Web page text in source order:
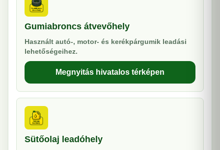
Gumiabroncs átvevőhely
Használt autó-, motor- és kerékpárgumik leadási
lehetőségeihez.
Megnyitás hivatalos térképen
Sütőolaj leadóhely